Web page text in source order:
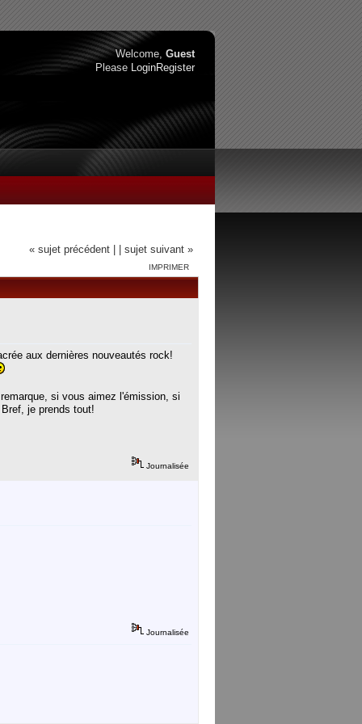
Welcome, Guest
Please LoginRegister
« sujet précédent | | sujet suivant »
IMPRIMER
aux dernières nouveautés rock!
si vous aimez l'émission, si
je prends tout!
Journalisée
Journalisée